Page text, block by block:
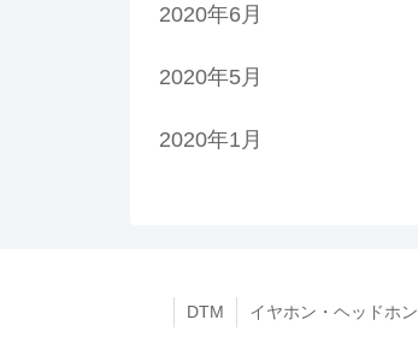
2020年6月
2020年5月
2020年1月
DTM イヤホン・ヘッドホン